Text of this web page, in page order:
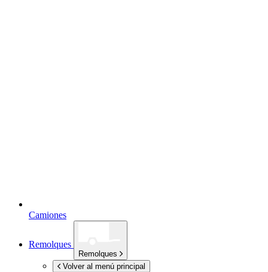
Camiones
Remolques
Remolques
Volver al menú principal